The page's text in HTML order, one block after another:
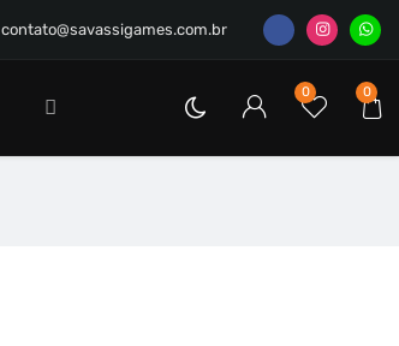
contato@savassigames.com.br
0
0